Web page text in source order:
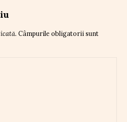
Câmpurile obligatorii sunt